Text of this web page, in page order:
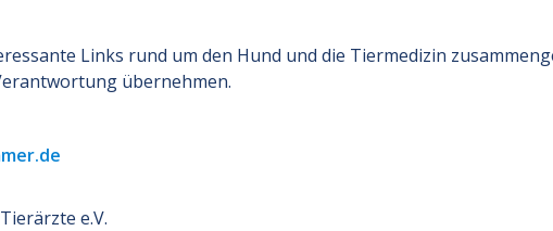
Links rund um den Hund und die Tiermedizin
übernehmen.
e.V.